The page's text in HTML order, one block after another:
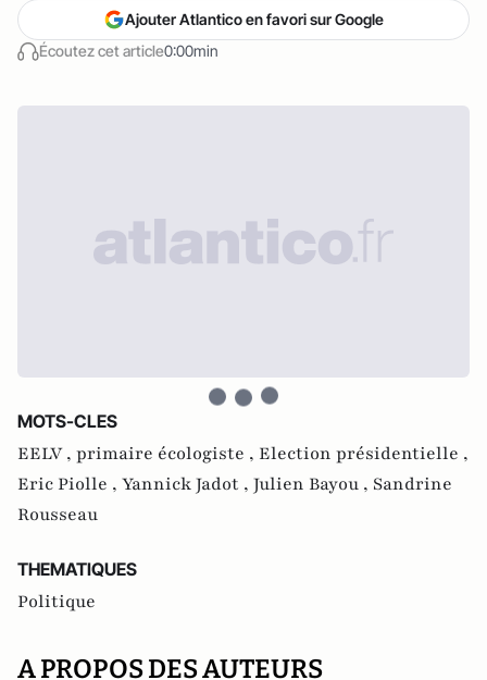
Écoutez cet article0:00min
Ajouter Atlantico en favori sur Google
MOTS-CLES
EELV , primaire écologiste , Election présidentielle ,
Eric Piolle , Yannick Jadot , Julien Bayou , Sandrine
Rousseau
THEMATIQUES
Politique
A PROPOS DES AUTEURS